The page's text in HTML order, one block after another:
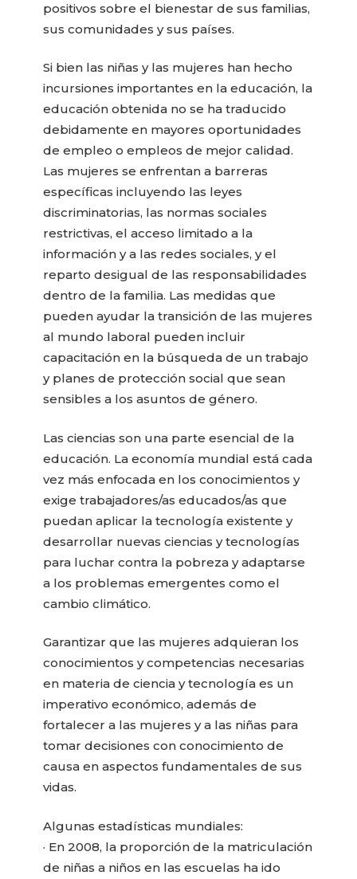
positivos sobre el bienestar de sus familias,
sus comunidades y sus países.
Si bien las niñas y las mujeres han hecho
incursiones importantes en la educación, la
educación obtenida no se ha traducido
debidamente en mayores oportunidades
de empleo o empleos de mejor calidad.
Las mujeres se enfrentan a barreras
específicas incluyendo las leyes
discriminatorias, las normas sociales
restrictivas, el acceso limitado a la
información y a las redes sociales, y el
reparto desigual de las responsabilidades
dentro de la familia. Las medidas que
pueden ayudar la transición de las mujeres
al mundo laboral pueden incluir
capacitación en la búsqueda de un trabajo
y planes de protección social que sean
sensibles a los asuntos de género.
Las ciencias son una parte esencial de la
educación. La economía mundial está cada
vez más enfocada en los conocimientos y
exige trabajadores/as educados/as que
puedan aplicar la tecnología existente y
desarrollar nuevas ciencias y tecnologías
para luchar contra la pobreza y adaptarse
a los problemas emergentes como el
cambio climático.
Garantizar que las mujeres adquieran los
conocimientos y competencias necesarias
en materia de ciencia y tecnología es un
imperativo económico, además de
fortalecer a las mujeres y a las niñas para
tomar decisiones con conocimiento de
causa en aspectos fundamentales de sus
vidas.
Algunas estadísticas mundiales:
· En 2008, la proporción de la matriculación
de niñas a niños en las escuelas ha ido